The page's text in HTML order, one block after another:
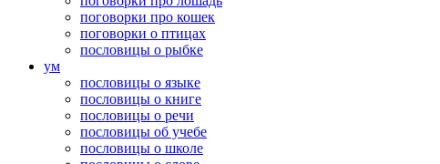
поговорки про кошек
поговорки о птицах
пословицы о рыбке
ум
пословицы о языке
пословицы о книге
пословицы о речи
пословицы об учебе
пословицы о школе